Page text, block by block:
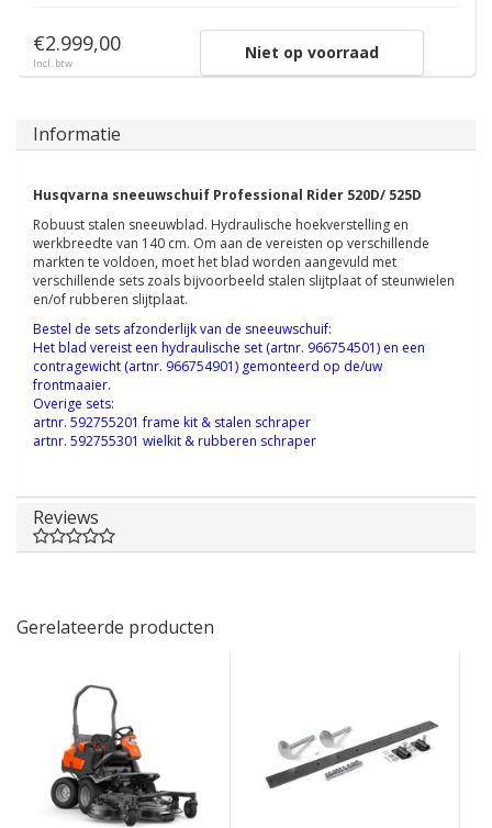
€2.999,00
Incl. btw
Niet op voorraad
Informatie
Husqvarna sneeuwschuif Professional Rider 520D/ 525D
Robuust stalen sneeuwblad. Hydraulische hoekverstelling en
werkbreedte van 140 cm. Om aan de vereisten op verschillende
markten te voldoen, moet het blad worden aangevuld met
verschillende sets zoals bijvoorbeeld stalen slijtplaat of steunwielen
en/of rubberen slijtplaat.
Bestel de sets afzonderlijk van de sneeuwschuif:
Het blad vereist een hydraulische set (artnr. 966754501) en een
contragewicht (artnr. 966754901) gemonteerd op de/uw
frontmaaier.
Overige sets:
artnr. 592755201 frame kit & stalen schraper
artnr. 592755301 wielkit & rubberen schraper
Reviews
Gerelateerde producten